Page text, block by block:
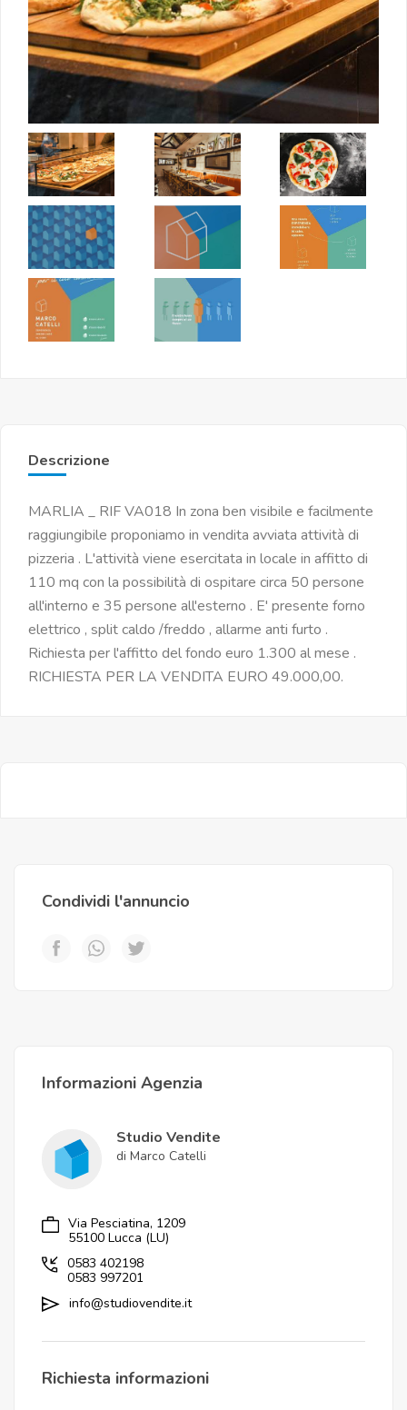
Descrizione
MARLIA _ RIF VA018 In zona ben visibile e facilmente
raggiungibile proponiamo in vendita avviata attività di
pizzeria . L'attività viene esercitata in locale in affitto di
110 mq con la possibilità di ospitare circa 50 persone
all'interno e 35 persone all'esterno . E' presente forno
elettrico , split caldo /freddo , allarme anti furto .
Richiesta per l'affitto del fondo euro 1.300 al mese .
RICHIESTA PER LA VENDITA EURO 49.000,00.
Condividi l'annuncio
Informazioni Agenzia
Studio Vendite
di Marco Catelli
Via Pesciatina, 1209
55100 Lucca (LU)
0583 402198
0583 997201
info@studiovendite.it
Richiesta informazioni